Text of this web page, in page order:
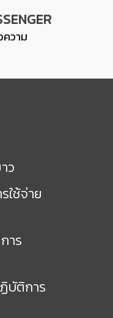
วาม
ว
ใช้จ่าย
าร
บัติการ